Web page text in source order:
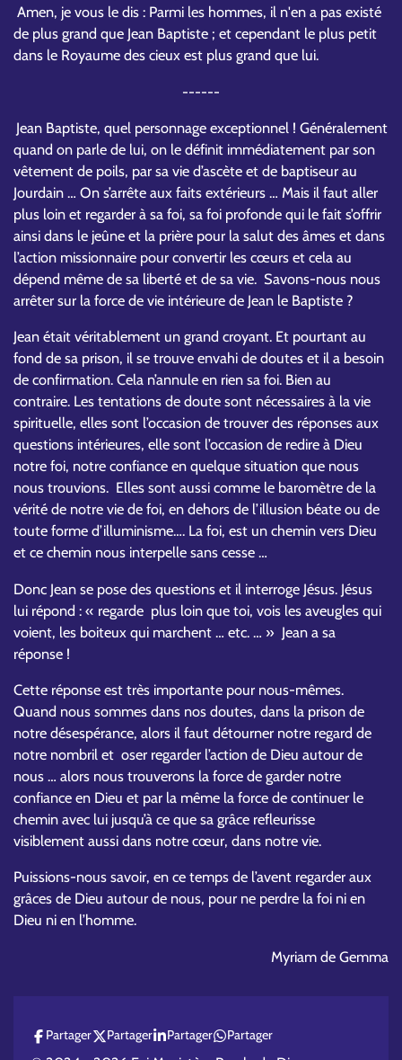
Amen, je vous le dis : Parmi les hommes, il n'en a pas existé
de plus grand que Jean Baptiste ; et cependant le plus petit
dans le Royaume des cieux est plus grand que lui.
------
Jean Baptiste, quel personnage exceptionnel ! Généralement
quand on parle de lui, on le définit immédiatement par son
vêtement de poils, par sa vie d’ascète et de baptiseur au
Jourdain … On s’arrête aux faits extérieurs … Mais il faut aller
plus loin et regarder à sa foi, sa foi profonde qui le fait s’offrir
ainsi dans le jeûne et la prière pour la salut des âmes et dans
l’action missionnaire pour convertir les cœurs et cela au
dépend même de sa liberté et de sa vie. Savons-nous nous
arrêter sur la force de vie intérieure de Jean le Baptiste ?
Jean était véritablement un grand croyant. Et pourtant au
fond de sa prison, il se trouve envahi de doutes et il a besoin
de confirmation. Cela n’annule en rien sa foi. Bien au
contraire. Les tentations de doute sont nécessaires à la vie
spirituelle, elles sont l’occasion de trouver des réponses aux
questions intérieures, elle sont l’occasion de redire à Dieu
notre foi, notre confiance en quelque situation que nous
nous trouvions. Elles sont aussi comme le baromètre de la
vérité de notre vie de foi, en dehors de l’illusion béate ou de
toute forme d’illuminisme…. La foi, est un chemin vers Dieu
et ce chemin nous interpelle sans cesse …
Donc Jean se pose des questions et il interroge Jésus. Jésus
lui répond : « regarde plus loin que toi, vois les aveugles qui
voient, les boiteux qui marchent … etc. … » Jean a sa
réponse !
Cette réponse est très importante pour nous-mêmes.
Quand nous sommes dans nos doutes, dans la prison de
notre désespérance, alors il faut détourner notre regard de
notre nombril et oser regarder l’action de Dieu autour de
nous … alors nous trouverons la force de garder notre
confiance en Dieu et par la même la force de continuer le
chemin avec lui jusqu’à ce que sa grâce refleurisse
visiblement aussi dans notre cœur, dans notre vie.
Puissions-nous savoir, en ce temps de l’avent regarder aux
grâces de Dieu autour de nous, pour ne perdre la foi ni en
Dieu ni en l’homme.
Myriam de Gemma
Partager Partager Partager Partager